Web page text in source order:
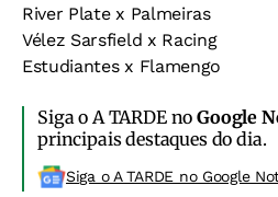
River Plate x Palmeiras
Vélez Sarsfield x Racing
Estudiantes x Flamengo
Siga o A TARDE noGoogle
principais destaques do dia.
Siga o A TARDE no Google